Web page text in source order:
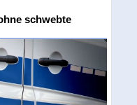
schwebte